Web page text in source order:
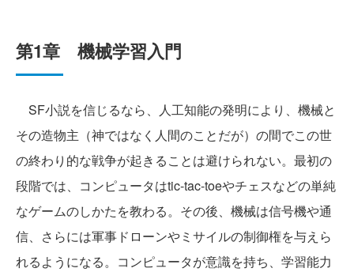
第1章 機械学習入門
SF小説を信じるなら、人工知能の発明により、機械と
その造物主（神ではなく人間のことだが）の間でこの世
の終わり的な戦争が起きることは避けられない。最初の
段階では、コンピュータはtic-tac-toeやチェスなどの単純
なゲームのしかたを教わる。その後、機械は信号機や通
信、さらには軍事ドローンやミサイルの制御権を与えら
れるようになる。コンピュータが意識を持ち、学習能力